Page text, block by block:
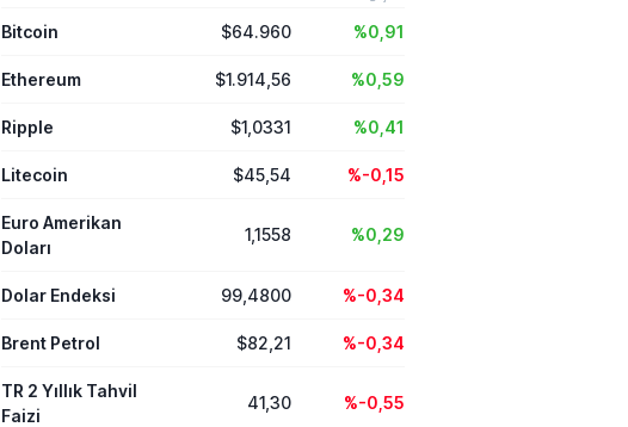
veriler arasında yüksek tutarlı
distribütörlük anlaşmaları ve
üretim kapasitesini artıran tesis
Bitcoin $64.960 %0,91
Ethereum $1.914,56 %0,59
Ripple $1,0331 %0,41
Litecoin $45,54 %-0,15
Euro Amerikan
Doları
1,1558 %0,29
Dolar Endeksi 99,4800 %-0,34
Brent Petrol $82,21 %-0,34
TR 2 Yıllık Tahvil
Faizi
41,30 %-0,55